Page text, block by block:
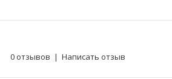
0 отзывов | Написать отзыв